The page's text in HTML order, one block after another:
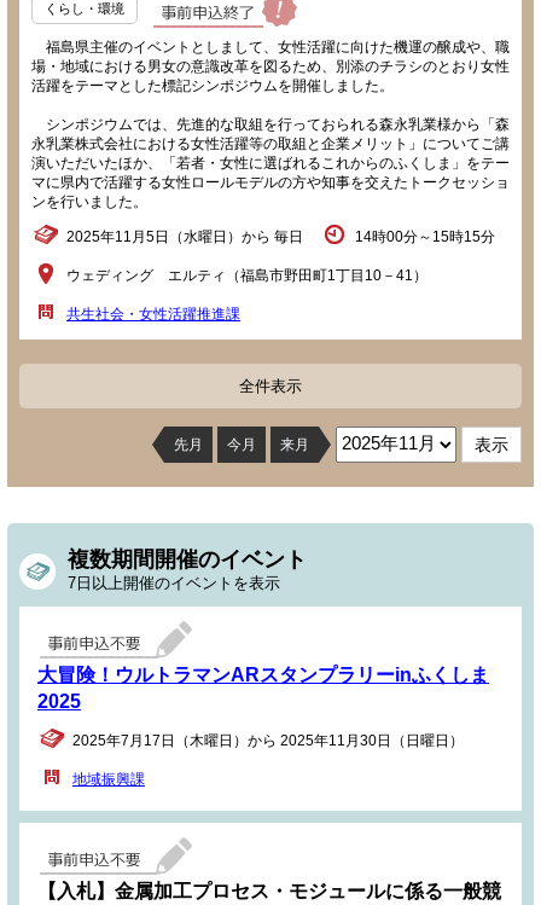
くらし・環境
福島県主催のイベントとしまして、女性活躍に向けた機運の醸成や、職
場・地域における男女の意識改革を図るため、別添のチラシのとおり女性
活躍をテーマとした標記シンポジウムを開催しました。
シンポジウムでは、先進的な取組を行っておられる森永乳業様から「森
永乳業株式会社における女性活躍等の取組と企業メリット」についてご講
演いただいたほか、「若者・女性に選ばれるこれからのふくしま」をテー
マに県内で活躍する女性ロールモデルの方や知事を交えたトークセッショ
ンを行いました。
2025年11月5日（水曜日）から 毎日 14時00分～15時15分
ウェディング エルティ（福島市野田町1丁目10－41）
共生社会・女性活躍推進課
全件表示
先月 今月 来月
複数期間開催のイベント
7日以上開催のイベントを表示
大冒険！ウルトラマンARスタンプラリーinふくしま
2025
2025年7月17日（木曜日）から 2025年11月30日（日曜日）
地域振興課
【入札】金属加工プロセス・モジュールに係る一般競